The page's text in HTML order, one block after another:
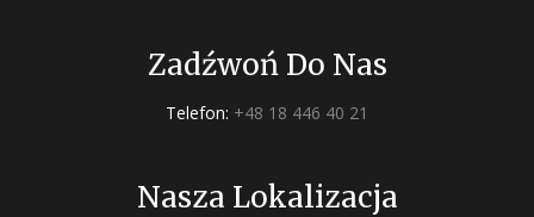
Zadźwoń Do Nas
Telefon: +48 18 446 40 21
Nasza Lokalizacja